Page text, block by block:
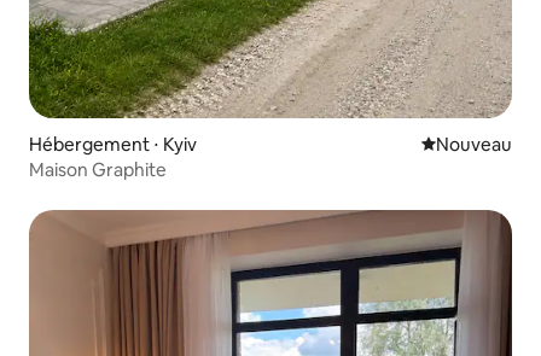
Hébergement ⋅ Kyiv Nouvel
Nouveau
Maison Graphite